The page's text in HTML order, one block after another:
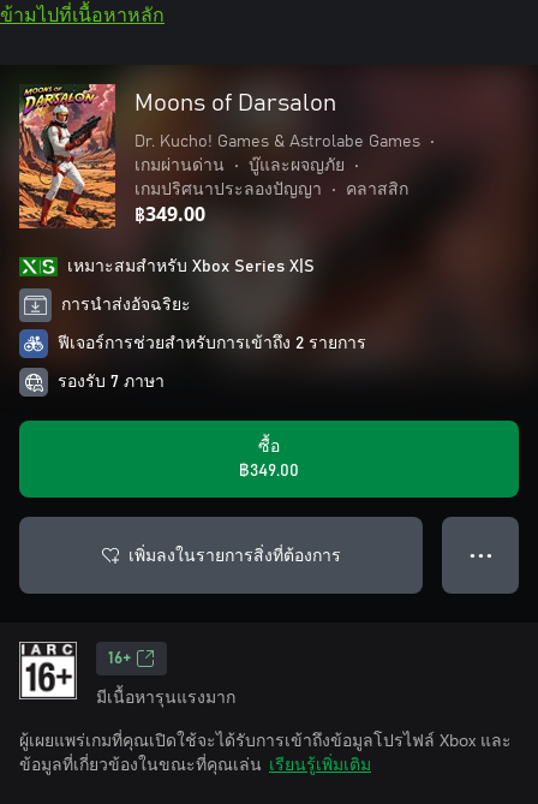
ข้ามไปที่เนื้อหาหลัก
Moons of Darsalon
Dr. Kucho! Games & Astrolabe Games
•
เกมผ่านด่าน
• บู๊และผจญภัย
•
เกมปริศนาประลองปัญญา
• คลาสสิก
฿349.00
เหมาะสมสําหรับ Xbox Series X|S
การนำส่งอัจฉริยะ
ฟีเจอร์การช่วยสำหรับการเข้าถึง 2 รายการ
รองรับ 7 ภาษา
ซื้อ
฿349.00
เพิ่มลงในรายการสิ่งที่ต้องการ ● ● ●
16+
มีเนื้อหารุนแรงมาก
ผู้เผยแพร่เกมที่คุณเปิดใช้จะได้รับการเข้าถึงข้อมูลโปรไฟล์ Xbox และ
ข้อมูลที่เกี่ยวข้องในขณะที่คุณเล่น เรียนรู้เพิ่มเติม